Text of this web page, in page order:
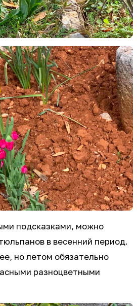
подсказками, можно
в весенний период.
но летом обязательно
разноцветными